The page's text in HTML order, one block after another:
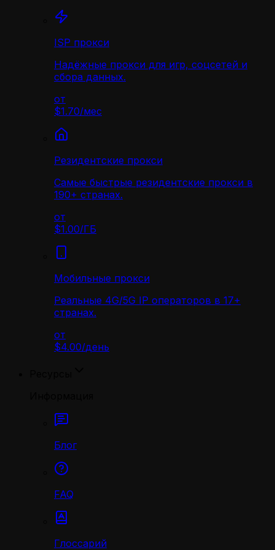
ISP прокси
Надёжные прокси для игр, соцсетей и
сбора данных.
от
$1.70/мес
Резидентские прокси
Самые быстрые резидентские прокси в
190+ странах.
от
$1.00/ГБ
Мобильные прокси
Реальные 4G/5G IP операторов в 17+
странах.
от
$4.00/день
Блог
FAQ
Глоссарий